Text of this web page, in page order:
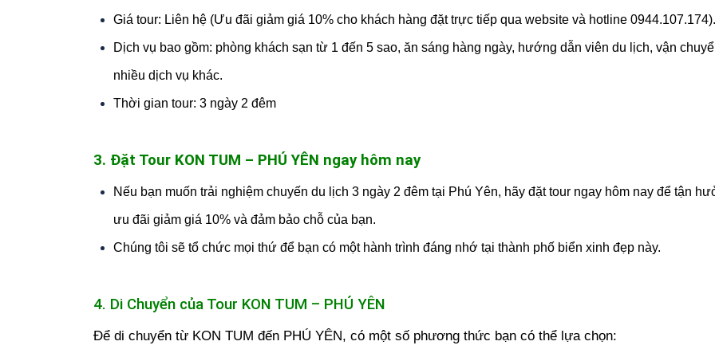
Giá tour: Liên hệ (Ưu đãi giảm giá 10% cho khách hàng đặt trực tiếp qua website và hotline 0944.107.174).
Dịch vụ bao gồm: phòng khách sạn từ 1 đến 5 sao, ăn sáng hàng ngày, hướng dẫn viên du lịch, vận
nhiều dịch vụ khác.
Thời gian tour: 3 ngày 2 đêm
3. Đặt Tour KON TUM – PHÚ YÊN ngay hôm nay
Nếu bạn muốn trải nghiệm chuyến du lịch 3 ngày 2 đêm tại Phú Yên, hãy đặt tour ngay hôm nay để tận
ưu đãi giảm giá 10% và đảm bảo chỗ của bạn.
Chúng tôi sẽ tổ chức mọi thứ để bạn có một hành trình đáng nhớ tại thành phố biển xinh đẹp này.
4. Di Chuyển của Tour KON TUM – PHÚ YÊN
Để di chuyển từ KON TUM đến PHÚ YÊN, có một số phương thức bạn có thể lựa chọn: